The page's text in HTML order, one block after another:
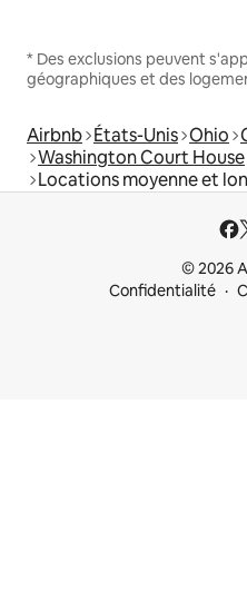
* Des exclusions peuvent
géographiques et des
Airbnb États-Unis Ohio
Washington Court House
Locations moyenne et
© 2026
Confidentialité